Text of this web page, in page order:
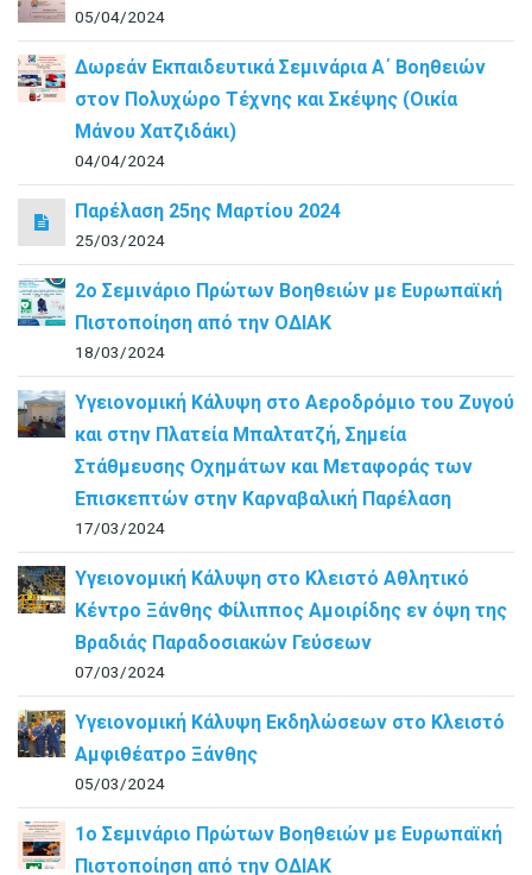
05/04/2024
Δωρεάν Εκπαιδευτικά Σεμινάρια Α΄ Βοηθειών
στον Πολυχώρο Τέχνης και Σκέψης (Οικία
Μάνου Χατζιδάκι)
04/04/2024
Παρέλαση 25ης Μαρτίου 2024
25/03/2024
2ο Σεμινάριο Πρώτων Βοηθειών με Ευρωπαϊκή
Πιστοποίηση από την ΟΔΙΑΚ
18/03/2024
Υγειονομική Κάλυψη στο Αεροδρόμιο του Ζυγού
και στην Πλατεία Μπαλτατζή, Σημεία
Στάθμευσης Οχημάτων και Μεταφοράς των
Επισκεπτών στην Καρναβαλική Παρέλαση
17/03/2024
Υγειονομική Κάλυψη στο Κλειστό Αθλητικό
Κέντρο Ξάνθης Φίλιππος Αμοιρίδης εν όψη της
Βραδιάς Παραδοσιακών Γεύσεων
07/03/2024
Υγειονομική Κάλυψη Εκδηλώσεων στο Κλειστό
Αμφιθέατρο Ξάνθης
05/03/2024
1ο Σεμινάριο Πρώτων Βοηθειών με Ευρωπαϊκή
Πιστοποίηση από την ΟΔΙΑΚ